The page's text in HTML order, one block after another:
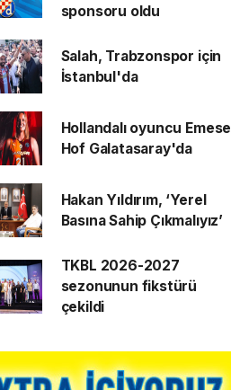
sponsoru oldu
Salah, Trabzonspor için
İstanbul'da
Hollandalı oyuncu Emese
Hof Galatasaray'da
Hakan Yıldırım, ‘Yerel
Basına Sahip Çıkmalıyız’
TKBL 2026-2027
sezonunun fikstürü
çekildi